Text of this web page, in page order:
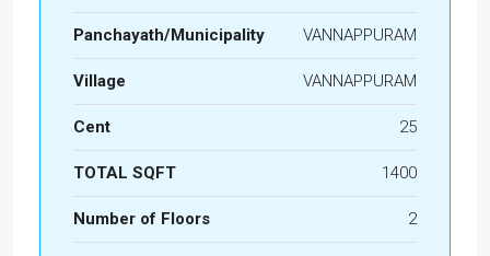
Panchayath/Municipality VANNAPPURAM
Village VANNAPPURAM
Cent 25
TOTAL SQFT 1400
Number of Floors 2